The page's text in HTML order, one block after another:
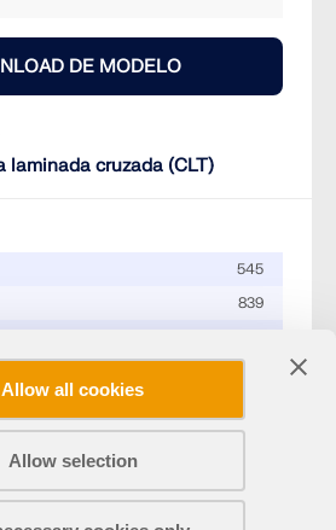
Allow all cookies
Allow selection
DE MODELO
laminada cruzada (CLT)
545
839
de
430
106,752 t
22,930 x 11,382 x 12,078